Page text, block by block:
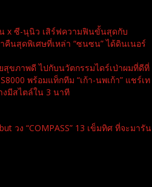
x ซี-นุนิว เสิร์ฟความฟินขั้นสุดกับ
ำคืนสุดพิเศษที่เหล่า “ซนซน” ได้ดินเนอร์
ขภาพดี ไปกับนวัตกรรมไดร์เป่าผมที่ดีที่
พร้อมแท็กทีม “เก้า-นพเก้า” แชร์เท
มีสไตล์ใน 3 นาที
วง “COMPASS” 13 เข็มทิศ ที่จะมารัน